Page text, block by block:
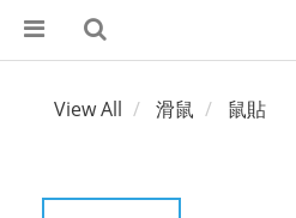
View All 滑鼠 鼠貼